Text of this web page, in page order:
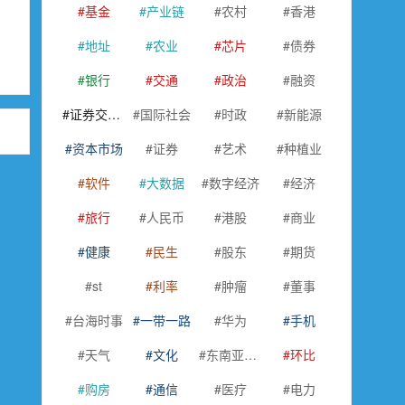
基金
产业链 农村
香港
地址
农业 芯片
债券
银行
交通 政治
融资
证券交易所
国际社会 时政
新能源
资本市场
证券 艺术
种植业
软件
大数据 数字经济
经济
旅行
人民币 港股
商业
健康
民生 股东
期货
st
利率 肿瘤
董事
台海时事
一带一路 华为
手机
天气
文化 东南亚国家联盟
环比
购房
通信 医疗 电力